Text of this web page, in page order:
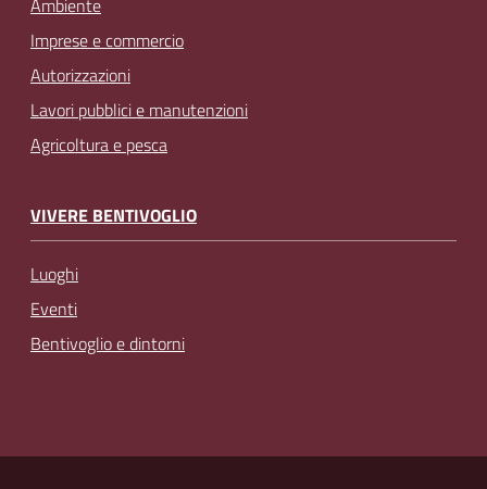
Ambiente
Imprese e commercio
Autorizzazioni
Lavori pubblici e manutenzioni
Agricoltura e pesca
VIVERE BENTIVOGLIO
Luoghi
Eventi
Bentivoglio e dintorni